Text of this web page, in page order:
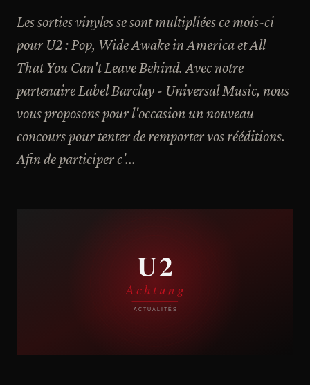
Les sorties vinyles se sont multipliées ce mois-ci
pour U2 : Pop, Wide Awake in America et All
That You Can't Leave Behind. Avec notre
partenaire Label Barclay - Universal Music, nous
vous proposons pour l'occasion un nouveau
concours pour tenter de remporter vos rééditions.
Afin de participer c'...